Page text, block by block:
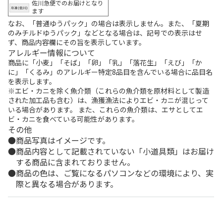
佐川急便でのお届けとなり
ます
なお、「普通ゆうパック」の場合は表示しません。また、「夏期
のみチルドゆうパック」などとなる場合は、記号での表示はせ
ず、商品内容欄にその旨を表示しています。
アレルギー情報について
商品に「小麦」「そば」「卵」「乳」「落花生」「えび」「か
に」「くるみ」のアレルギー特定8品目を含んでいる場合に品目名
を表示します。
※エビ・カニを除く魚介類（これらの魚介類を原材料として製造
された加工品も含む）は、漁獲漁法によりエビ・カニが混じって
いる場合があります。 また、これらの魚介類は、エサとしてエ
ビ・カニを食べている可能性があります。
その他
商品写真はイメージです。
商品内容として記載されていない「小道具類」はお届け
する商品に含まれておりません。
商品の色は、ご覧になるパソコンなどの環境により、実
際と異なる場合があります。